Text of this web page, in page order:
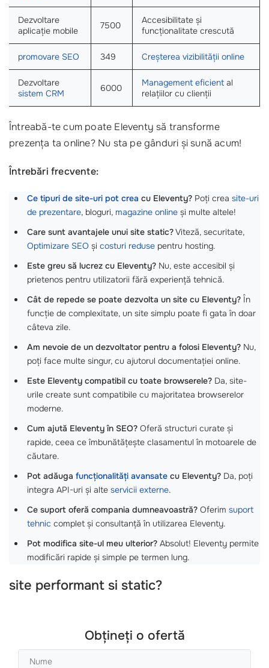
Dezvoltare
aplicație mobile
7500
Accesibilitate și
funcționalitate crescută
promovare SEO 349 Creșterea vizibilității online
Dezvoltare
sistem CRM
6000 Management eficient al
relațiilor cu clienții
Întreabă-te cum poate Eleventy să transforme
prezența ta online? Nu sta pe gânduri și sună acum!
Întrebări frecvente:
Ce tipuri de site-uri pot crea cu Eleventy? Poți crea site-uri
de prezentare, bloguri, magazine online și multe altele!
Care sunt avantajele unui site static?Viteză, securitate,
Optimizare SEO și costuri reduse pentru hosting.
Este greu să lucrez cu Eleventy? Nu, este accesibil și
prietenos pentru utilizatorii fără experiență tehnică.
Cât de repede se poate dezvolta un site cu Eleventy? În
funcție de complexitate, un site simplu poate fi gata în doar
câteva zile.
Am nevoie de un dezvoltator pentru a folosi Eleventy? Nu,
poți face multe singur, cu ajutorul documentației online.
Este Eleventy compatibil cu toate browserele? Da, site-
urile create sunt compatibile cu majoritatea browserelor
moderne.
Cum ajută Eleventy în SEO? Oferă structuri curate și
rapide, ceea ce îmbunătățește clasamentul în motoarele de
căutare.
Pot adăuga funcționalități avansate cu Eleventy? Da, poți
integra API-uri și alte servicii externe.
Ce suport oferă compania dumneavoastră? Oferim suport
tehnic complet și consultanță în utilizarea Eleventy.
Pot modifica site-ul meu ulterior? Absolut! Eleventy permite
modificări rapide și simple pe termen lung.
site performant si static?
Obțineți o ofertă